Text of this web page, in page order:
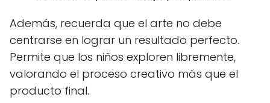
Además, recuerda que el arte no debe
centrarse en lograr un resultado perfecto.
Permite que los niños exploren libremente,
valorando el proceso creativo más que el
producto final.